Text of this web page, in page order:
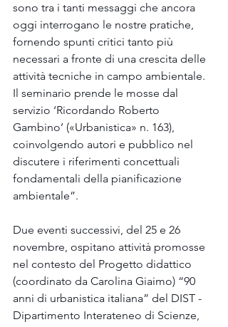
sono tra i tanti messaggi che ancora
oggi interrogano le nostre pratiche,
fornendo spunti critici tanto più
necessari a fronte di una crescita delle
attività tecniche in campo ambientale.
Il seminario prende le mosse dal
servizio ‘Ricordando Roberto
Gambino’ («Urbanistica» n. 163),
coinvolgendo autori e pubblico nel
discutere i riferimenti concettuali
fondamentali della pianificazione
ambientale”.
Due eventi successivi, del 25 e 26
novembre, ospitano attività promosse
nel contesto del Progetto didattico
(coordinato da Carolina Giaimo) “90
anni di urbanistica italiana” del DIST -
Dipartimento Interateneo di Scienze,